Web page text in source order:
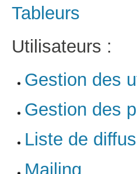
Tableurs
Utilisateurs :
Gestion des
Gestion des
Liste de
Mailing